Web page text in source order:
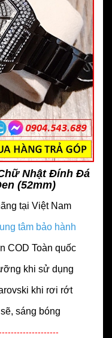
Nhật Đính Đá
(52mm)
tại Việt Nam
tâm bảo hành
COD Toàn quốc
khi sử dụng
khi rơi rớt
sáng bóng